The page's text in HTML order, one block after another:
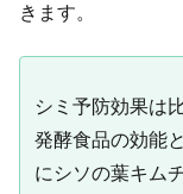
きます。
シミ予防効果は
発酵食品の効能
にシソの葉キム